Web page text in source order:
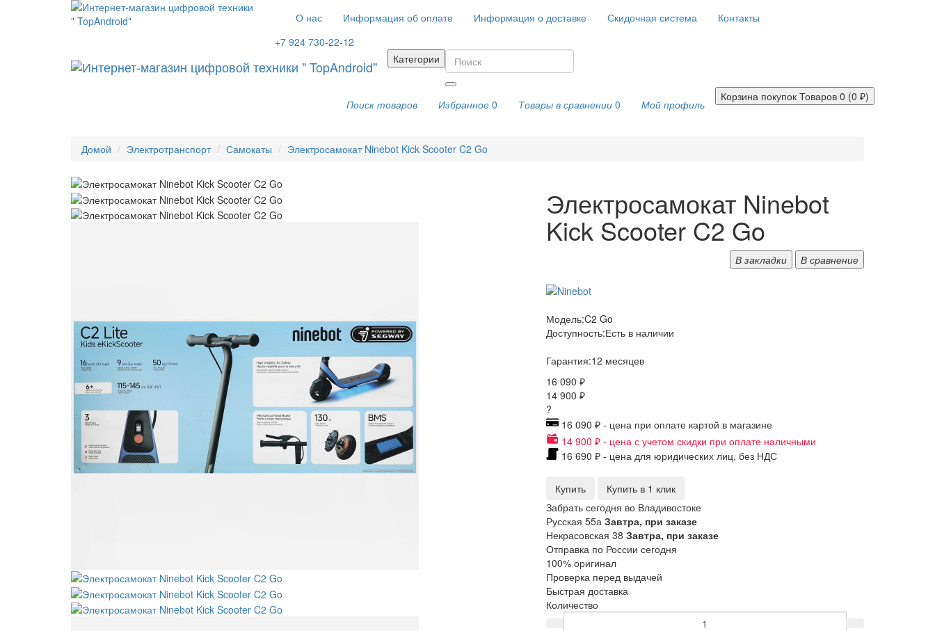
О нас Информация об оплате Информация о доставке Скидочная система
Контакты
+7 924 730-22-12
Категории
Поиск товаров Избранное 0 Товары в сравнении 0 Мой профиль
Корзина покупок Товаров 0 (0 ₽)
Домой Электротранспорт Самокаты Электросамокат Ninebot Kick Scooter C2 Go
Электросамокат Ninebot
Kick Scooter C2 Go
В закладки В сравнение
Модель:C2 Go
Доступность:Есть в наличии
Гарантия:12 месяцев
16 090 ₽
14 900 ₽
?
16 090 ₽ - цена при оплате картой в магазине
14 900 ₽ - цена с учетом скидки при оплате наличными
16 690 ₽ - цена для юридических лиц, без НДС
Купить
Купить в 1 клик
Забрать сегодня во Владивостоке
Русская 55а Завтра, при заказе
Некрасовская 38 Завтра, при заказе
Отправка по России сегодня
100% оригинал
Проверка перед выдачей
Быстрая доставка
Количество